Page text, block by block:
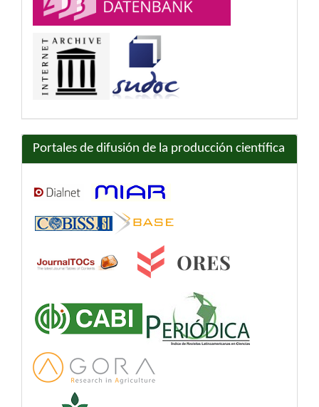
Portales de difusión de la producción científica